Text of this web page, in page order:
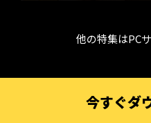
他の特集はPC
今すぐダ